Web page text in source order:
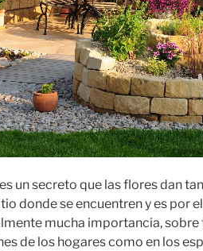
un secreto que las flores dan
donde se encuentren y es por
mucha importancia,
de los hogares como en los